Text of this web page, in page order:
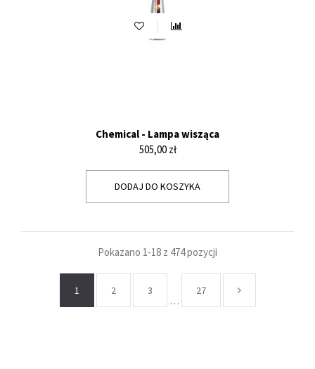
Chemical - Lampa wisząca
Cena
505,00 zł
DODAJ DO KOSZYKA
Pokazano 1-18 z 474 pozycji
1 2 3
…
27